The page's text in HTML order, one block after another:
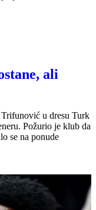
ali
u dresu Turk
Požurio je klub da
se na ponude